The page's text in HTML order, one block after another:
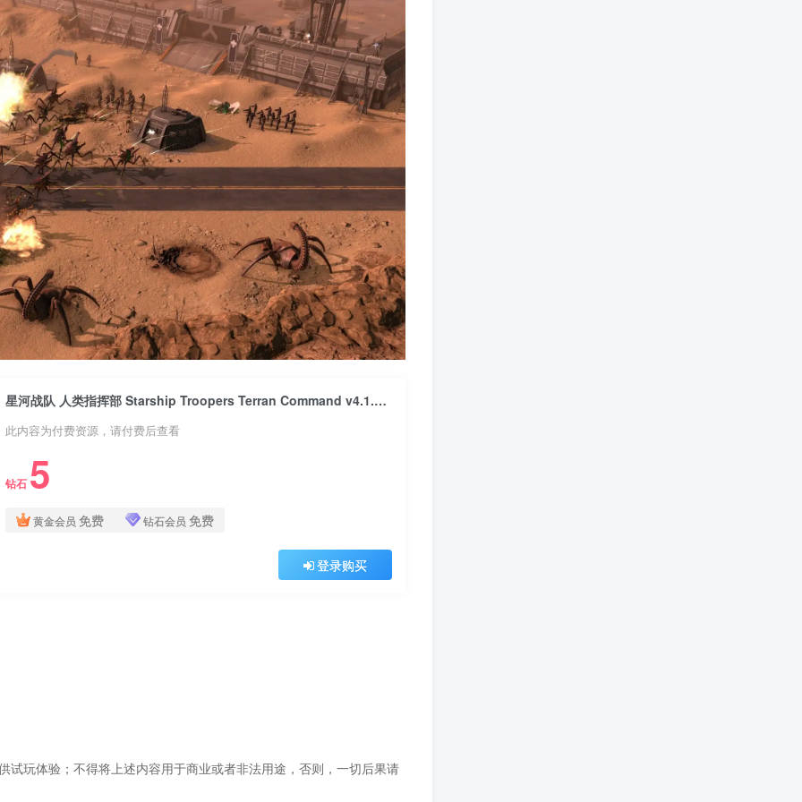
星河战队 人类指挥部 Starship Troopers Terran Command v4.1.0版 官方中文
此内容为付费资源，请付费后查看
钻石 5
黄金会员 免费 钻石会员 免费
登录购买
试玩体验；不得将上述内容用于商业或者非法用途，否则，一切后果请